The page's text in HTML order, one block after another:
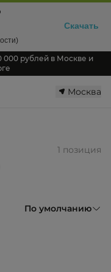
000 рублей в Москве и
Москва
1 позиция
По умолчанию
Скачать